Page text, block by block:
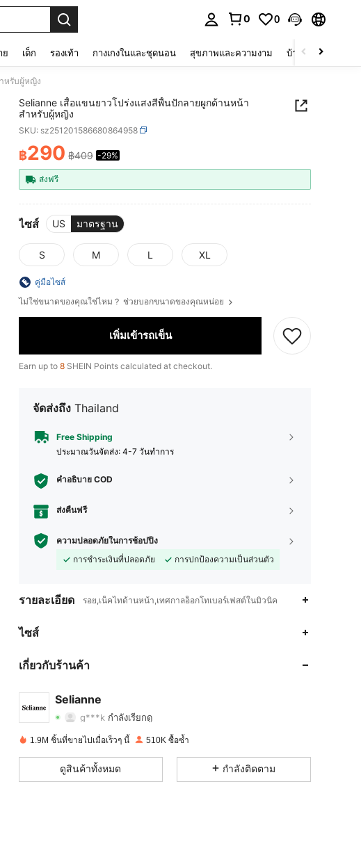
0 0
ย เด็ก รองเท้า กางเกงในและชุดนอน สุขภาพและความงาม บ้านและที่อยู่อาศัย
หรับผู้หญิง
Selianne เสื้อแขนยาวโปร่งแสงสีพื้นปักลายผูกด้านหน้า
สำหรับผู้หญิง
SKU: sz251201586680864958
PRICE AND AVAILABILITY
฿290 ฿409 -29%
ส่งฟรี
ไซส์ US มาตรฐาน
S M L XL
คู่มือไซส์
ไม่ใช่ขนาดของคุณใช่ไหม？ ช่วยบอกขนาดของคุณหน่อย
เพิ่มเข้ารถเข็น
Earn up to 8 SHEIN Points calculated at checkout.
จัดส่งถึง Thailand
Free Shipping
ประมาณวันจัดส่ง: 4-7 วันทำการ
คำอธิบาย COD
ส่งคืนฟรี
ความปลอดภัยในการช้อปปิ้ง
การชำระเงินที่ปลอดภัย
การปกป้องความเป็นส่วนตัว
รายละเอียด รอย,เน็คไทด้านหน้า,เทศกาลอ็อกโทเบอร์เฟสต์ในมิวนิค
ไซส์
เกี่ยวกับร้านค้า
Selianne
4.84
4.84
g***k กำลังเรียกดู
4.84 การให้คะแนน 5.4K
4.84 5.4K 281K
1.9M ชิ้นที่ขายไปเมื่อเร็วๆ นี้ 510K ซื้อซ้ำ
ดูสินค้าทั้งหมด กำลังติดตาม